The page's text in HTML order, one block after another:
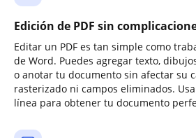
Edición de PDF sin
Editar un PDF es tan simple como
de Word. Puedes agregar texto,
o anotar tu documento sin afectar su
rasterizado ni campos eliminados.
línea para obtener tu documento